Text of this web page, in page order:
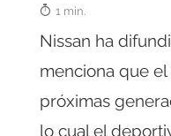
1 min.
Nissan ha
menciona que el
próximas
lo cual el